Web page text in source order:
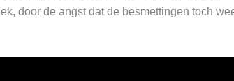
door de angst dat de besmettingen toch